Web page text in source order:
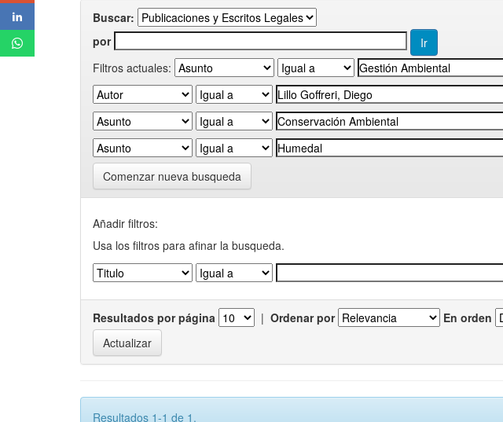
Buscar:
por
Filtros actuales:
Comenzar nueva busqueda
Añadir filtros:
Usa los filtros para afinar la busqueda.
Resultados por página | Ordenar por En orden
Resultados 1-1 de 1.